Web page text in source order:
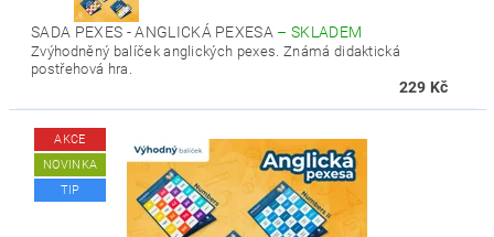
SADA PEXES - ANGLICKÁ PEXESA –SKLADEM
Zvýhodněný balíček anglických pexes. Známá didaktická
postřehová hra.
229 Kč
AKCE
NOVINKA
TIP